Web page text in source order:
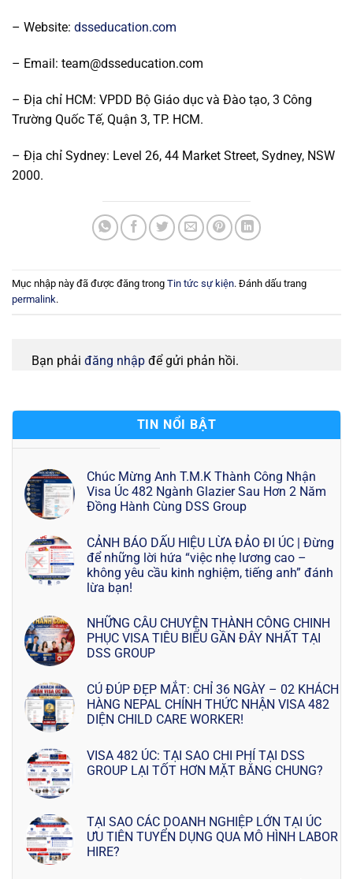
– Website: dsseducation.com
– Email: team@dsseducation.com
– Địa chỉ HCM: VPDD Bộ Giáo dục và Đào tạo, 3 Công
Trường Quốc Tế, Quận 3, TP. HCM.
– Địa chỉ Sydney: Level 26, 44 Market Street, Sydney, NSW
2000.
Mục nhập này đã được đăng trong Tin tức sự kiện. Đánh dấu trang
permalink.
Bạn phải đăng nhập để gửi phản hồi.
TIN NỔI BẬT
Chúc Mừng Anh T.M.K Thành Công Nhận
Visa Úc 482 Ngành Glazier Sau Hơn 2 Năm
Đồng Hành Cùng DSS Group
CẢNH BÁO DẤU HIỆU LỪA ĐẢO ĐI ÚC | Đừng
để những lời hứa “việc nhẹ lương cao –
không yêu cầu kinh nghiệm, tiếng anh” đánh
lừa bạn!
NHỮNG CÂU CHUYỆN THÀNH CÔNG CHINH
PHỤC VISA TIÊU BIỂU GẦN ĐÂY NHẤT TẠI
DSS GROUP
CÚ ĐÚP ĐẸP MẮT: CHỈ 36 NGÀY – 02 KHÁCH
HÀNG NEPAL CHÍNH THỨC NHẬN VISA 482
DIỆN CHILD CARE WORKER!
VISA 482 ÚC: TẠI SAO CHI PHÍ TẠI DSS
GROUP LẠI TỐT HƠN MẶT BẰNG CHUNG?
TẠI SAO CÁC DOANH NGHIỆP LỚN TẠI ÚC
ƯU TIÊN TUYỂN DỤNG QUA MÔ HÌNH LABOR
HIRE?